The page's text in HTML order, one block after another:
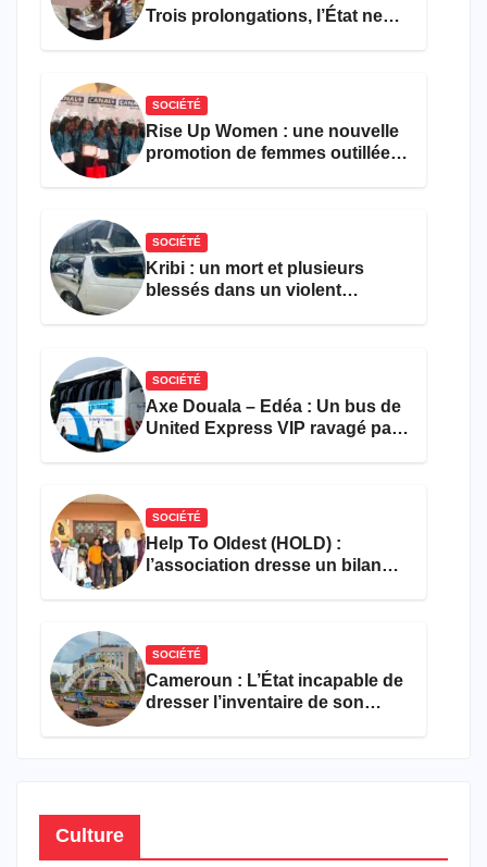
Trois prolongations, l’État ne
SOCIÉTÉ
Rise Up Women : une nouvelle
promotion de femmes outillées
SOCIÉTÉ
Kribi : un mort et plusieurs
blessés dans un violent
SOCIÉTÉ
Axe Douala – Edéa : Un bus de
United Express VIP ravagé par
SOCIÉTÉ
Help To Oldest (HOLD) :
l’association dresse un bilan
SOCIÉTÉ
Cameroun : L’État incapable de
dresser l’inventaire de son
Culture